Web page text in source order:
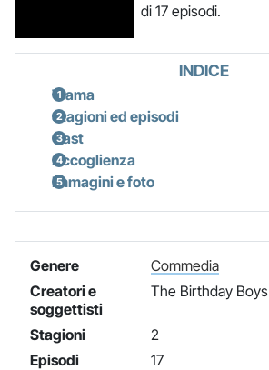
di 17 episodi.
INDICE
Trama
Stagioni ed episodi
Cast
Accoglienza
Immagini e foto
Genere
Commedia
Creatori e
soggettisti
The Birthday Boys
Stagioni
2
Episodi
17